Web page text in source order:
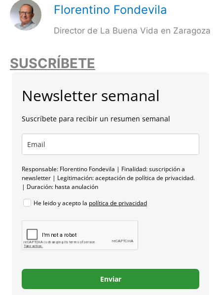
Florentino Fondevila
Director de La Buena Vida en Zaragoza
SUSCRÍBETE
Newsletter semanal
Suscríbete para recibir un resumen semanal
Responsable: Florentino Fondevila | Finalidad: suscripción a
newsletter | Legitimación: aceptación de política de privacidad.
| Duración: hasta anulación
He leido y acepto la política de privacidad
Enviar